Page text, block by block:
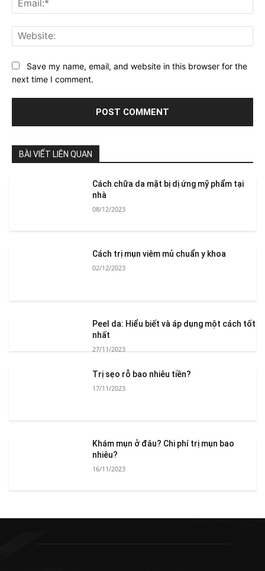
Save my name, email, and website in this browser for the
next time I comment.
BÀI VIẾT LIÊN QUAN
Cách chữa da mặt bị dị ứng mỹ phẩm tại
nhà
08/12/2023
Cách trị mụn viêm mủ chuẩn y khoa
02/12/2023
Peel da: Hiểu biết và áp dụng một cách tốt
nhất
27/11/2023
Trị sẹo rỗ bao nhiêu tiền?
17/11/2023
Khám mụn ở đâu? Chi phí trị mụn bao
nhiêu?
16/11/2023